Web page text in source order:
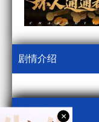
剧情介绍
×